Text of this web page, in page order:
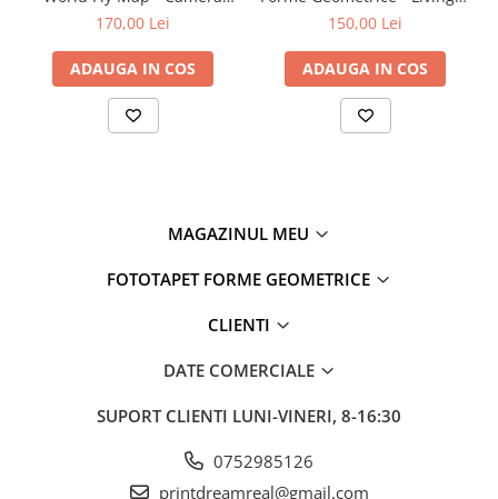
Copilului
170,00 Lei
ADAUGA IN COS
Dormitor
150,00 Lei
ADAUGA IN COS
MAGAZINUL MEU
FOTOTAPET FORME GEOMETRICE
CLIENTI
DATE COMERCIALE
SUPORT CLIENTI LUNI-VINERI, 8-16:30
0752985126
printdreamreal@gmail.com